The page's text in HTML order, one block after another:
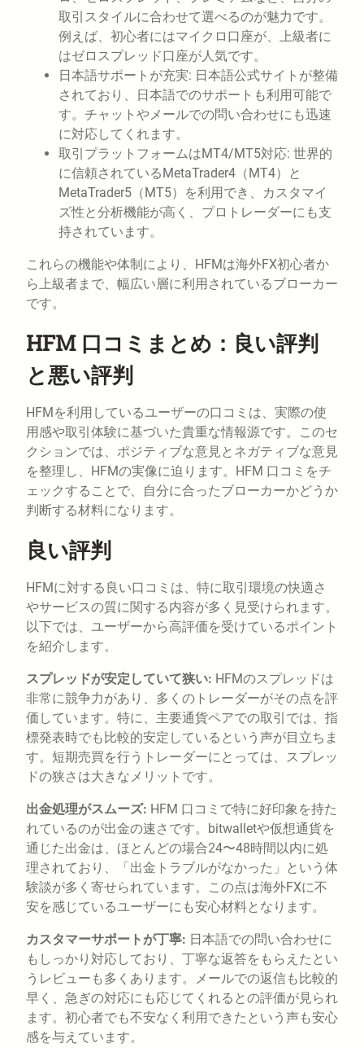
取引スタイルに合わせて選べるのが魅力です。
例えば、初心者にはマイクロ口座が、上級者に
はゼロスプレッド口座が人気です。
日本語サポートが充実: 日本語公式サイトが整備
されており、日本語でのサポートも利用可能で
す。チャットやメールでの問い合わせにも迅速
に対応してくれます。
取引プラットフォームはMT4/MT5対応: 世界的
に信頼されているMetaTrader4（MT4）と
MetaTrader5（MT5）を利用でき、カスタマイ
ズ性と分析機能が高く、プロトレーダーにも支
持されています。
これらの機能や体制により、HFMは海外FX初心者か
ら上級者まで、幅広い層に利用されているブローカー
です。
HFM 口コミまとめ：良い評判
と悪い評判
HFMを利用しているユーザーの口コミは、実際の使
用感や取引体験に基づいた貴重な情報源です。このセ
クションでは、ポジティブな意見とネガティブな意見
を整理し、HFMの実像に迫ります。HFM 口コミをチ
ェックすることで、自分に合ったブローカーかどうか
判断する材料になります。
良い評判
HFMに対する良い口コミは、特に取引環境の快適さ
やサービスの質に関する内容が多く見受けられます。
以下では、ユーザーから高評価を受けているポイント
を紹介します。
スプレッドが安定していて狭い: HFMのスプレッドは
非常に競争力があり、多くのトレーダーがその点を評
価しています。特に、主要通貨ペアでの取引では、指
標発表時でも比較的安定しているという声が目立ちま
す。短期売買を行うトレーダーにとっては、スプレッ
ドの狭さは大きなメリットです。
出金処理がスムーズ: HFM 口コミで特に好印象を持た
れているのが出金の速さです。bitwalletや仮想通貨を
通じた出金は、ほとんどの場合24〜48時間以内に処
理されており、「出金トラブルがなかった」という体
験談が多く寄せられています。この点は海外FXに不
安を感じているユーザーにも安心材料となります。
カスタマーサポートが丁寧: 日本語での問い合わせに
もしっかり対応しており、丁寧な返答をもらえたとい
うレビューも多くあります。メールでの返信も比較的
早く、急ぎの対応にも応じてくれるとの評価が見られ
ます。初心者でも不安なく利用できたという声も安心
感を与えています。